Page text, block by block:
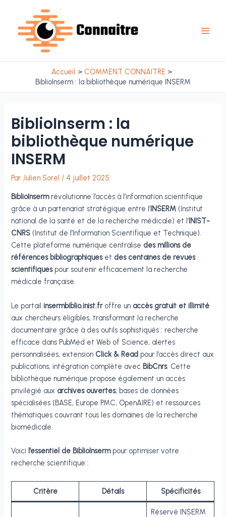
contenu
Accueil
COMMENT CONNAITRE
BiblioInserm : la bibliothèque numérique INSERM
BiblioInserm : la
bibliothèque numérique
INSERM
ParJulien Sorel / 4 juillet 2025
BiblioInsermrévolutionne l’accès à l’information scientifique
grâce à un partenariat stratégique entre l’ INSERM (Institut
national de la santé et de la recherche médicale) et l’ INIST-
CNRS (Institut de l’Information Scientifique et Technique).
Cette plateforme numérique centralise des millions de
références bibliographiqueset des centaines de revues
scientifiquespour soutenir efficacement la recherche
médicale française.
Le portailinsermbiblio.inist.froffre un accès gratuit et illimité
aux chercheurs éligibles, transformant la recherche
documentaire grâce à des outils sophistiqués : recherche
efficace dans PubMed et Web of Science, alertes
personnalisées, extension Click & Read pour l’accès direct aux
publications, intégration complète avec BibCnrs. Cette
bibliothèque numérique propose également un accès
privilégié aux archives ouvertes, bases de données
spécialisées (BASE, Europe PMC, OpenAIRE) et ressources
thématiques couvrant tous les domaines de la recherche
biomédicale.
Voici l’essentiel de BiblioInsermpour optimiser votre
recherche scientifique :
Critère Détails Spécificités
Réservé INSERM